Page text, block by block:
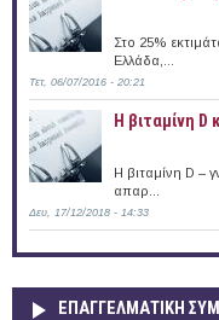
Στο 25%
Ελλάδα,...
Τετ, 06/07/2016 - 20:21
Η βιταμίνη
Η βιταμίνη D –
απαρ...
Δευ, 17/12/2018 - 14:33
ΕΠΑΓΓΕΛΜΑΤΙΚΉ